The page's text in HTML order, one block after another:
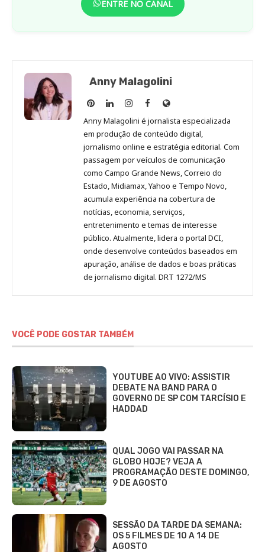
ENTRE NO CANAL
Anny Malagolini
Anny
Malagolini
no
Pinterest
Anny
Malagolini
no
LinkedIn
Anny
Malagolini
no
Instagram
Anny
Malagolini
no
Facebook
Site
de
Anny
Malagolini
Anny Malagolini é jornalista especializada
em produção de conteúdo digital,
jornalismo online e estratégia editorial. Com
passagem por veículos de comunicação
como Campo Grande News, Correio do
Estado, Midiamax, Yahoo e Tempo Novo,
acumula experiência na cobertura de
notícias, economia, serviços,
entretenimento e temas de interesse
público. Atualmente, lidera o portal DCI,
onde desenvolve conteúdos baseados em
apuração, análise de dados e boas práticas
de jornalismo digital. DRT 1272/MS
VOCÊ PODE GOSTAR TAMBÉM
YOUTUBE AO VIVO: ASSISTIR
DEBATE NA BAND PARA O
GOVERNO DE SP COM TARCÍSIO E
HADDAD
QUAL JOGO VAI PASSAR NA
GLOBO HOJE? VEJA A
PROGRAMAÇÃO DESTE DOMINGO,
9 DE AGOSTO
SESSÃO DA TARDE DA SEMANA:
OS 5 FILMES DE 10 A 14 DE
AGOSTO